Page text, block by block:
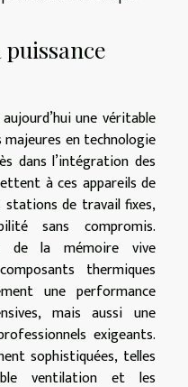
puissance
une véritable
en technologie
dans l’intégration des
à ces appareils de
stations de travail fixes,
sans compromis.
de la mémoire vive
thermiques
une performance
mais aussi une
exigeants.
sophistiquées, telles
ventilation et les